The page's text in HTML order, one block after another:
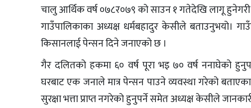
चालु आर्थिक वर्ष ०७८र०७९ को साउन १ गतेदेखि लागू
गाउँपालिकाका अध्यक्ष धर्मबहादुर केसीले बताउनुभयो।
किसानलाई पेन्सन दिने जनाएको छ ।
गैर दलितको हकमा ६० वर्ष पूरा भइ ७० वर्ष ननाघेको
घरबाट एक जनाले मात्र पेन्सन पाउने व्यवस्था गरेको
सुरक्षा भत्ता प्राप्त नगरेको हुनुपर्ने समेत अध्यक्ष केसीले